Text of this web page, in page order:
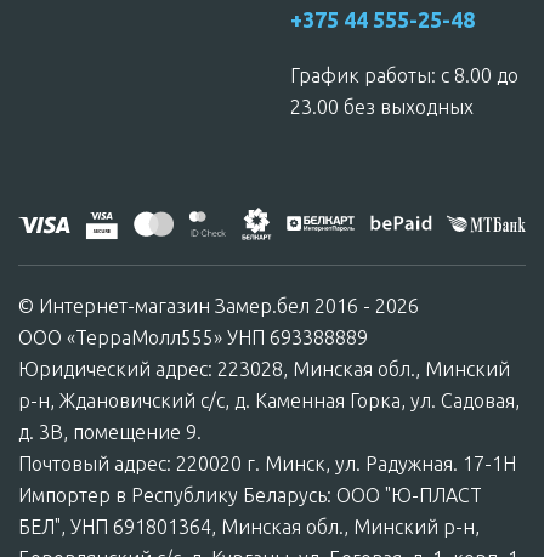
+375 44 555-25-48
График работы: c 8.00 до
23.00 без выходных
© Интернет-магазин Замер.бел 2016 - 2026
ООО «ТерраМолл555» УНП 693388889
Юридический адрес: 223028, Минская обл., Минский
р-н, Ждановичский с/с, д. Каменная Горка, ул. Садовая,
д. 3В, помещение 9.
Почтовый адрес: 220020 г. Минск, ул. Радужная. 17-1Н
Импортер в Республику Беларусь: ООО "Ю-ПЛАСТ
БЕЛ", УНП 691801364, Минская обл., Минский р-н,